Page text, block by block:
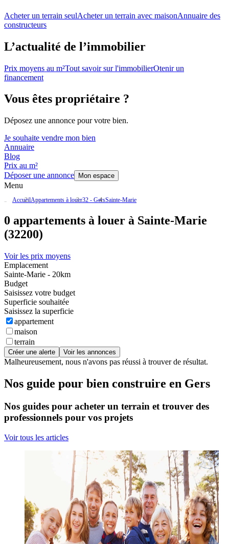
Acheter un terrain seulAcheter un terrain avec maisonAnnuaire des
constructeurs
L’actualité de l’immobilier
Prix moyens au m²Tout savoir sur l'immobilierOtenir un
financement
Vous êtes propriétaire ?
Déposez une annonce pour votre bien.
Je souhaite vendre mon bien
Annuaire
Blog
Prix au m²
Déposer une annonce
Mon espace
Menu
AccueilAppartements à louer32 - GersSainte-Marie
0 appartements à louer à Sainte-Marie
(32200)
Voir les prix moyens
Emplacement
Sainte-Marie - 20km
Budget
Saisissez votre budget
Superficie souhaitée
Saisissez la superficie
appartement
maison
terrain
Créer une alerte Voir les annonces
Malheureusement, nous n'avons pas réussi à trouver de résultat.
Nos guide pour bien construire en Gers
Nos guides pour acheter un terrain et trouver des
professionnels pour vos projets
Voir tous les articles